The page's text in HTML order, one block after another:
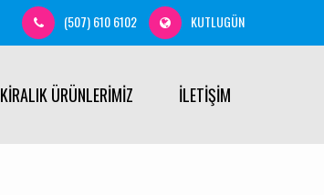
(507) 610 6102 KUTLUGÜN
KİRALIK ÜRÜNLERİMİZ İLETİŞİM